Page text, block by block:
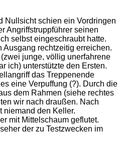
Nullsicht schien ein Vordringen
Angriffstruppführer seinen
selbst eingeschraubt hatte.
Ausgang rechtzeitig erreichen.
junge, völlig unerfahrene
ich) unterstützte den Ersten.
das Treppenende
eine Verpuffung (?). Durch die
dem Rahmen (siehe rechtes
wir nach draußen. Nach
niemand den Keller.
mit Mittelschaum geflutet.
der zu Testzwecken im